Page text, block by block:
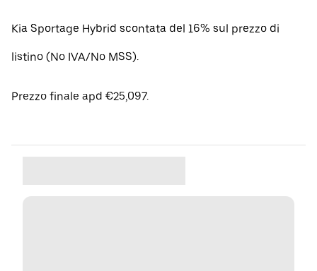
Kia Sportage Hybrid scontata del 16% sul prezzo di
listino (No IVA/No MSS).
Prezzo finale apd €25,097.